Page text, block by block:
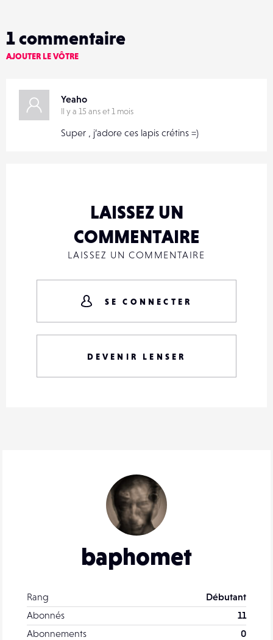
baphomet
Rang
Débutant
Abonnés
11
Abonnements
0
1commentaire
AJOUTER LE VÔTRE
Yeaho
Il y a 15 ans et 1 mois
Super , j’adore ces lapis crétins =)
LAISSEZ UN
COMMENTAIRE
LAISSEZ UN COMMENTAIRE
SE CONNECTER
DEVENIR LENSER